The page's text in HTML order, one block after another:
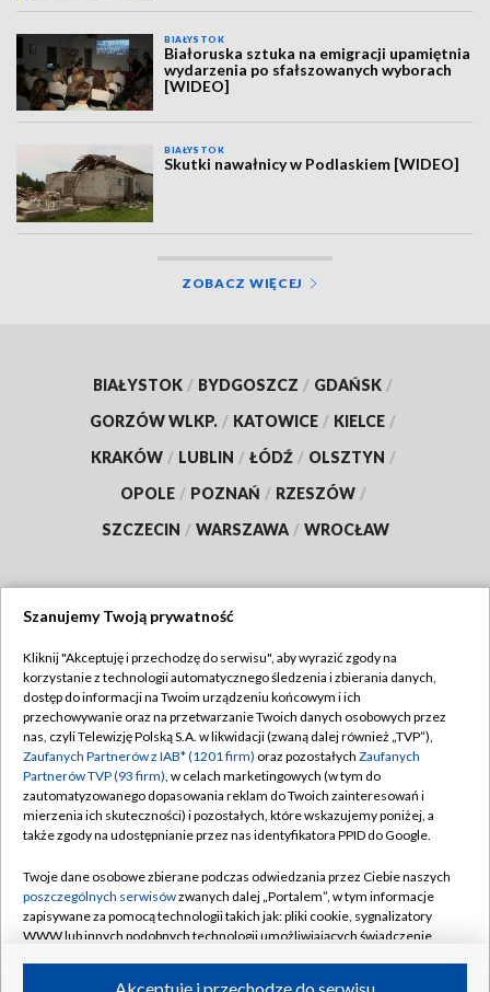
BIAŁYSTOK
Białoruska sztuka na emigracji upamiętnia
wydarzenia po sfałszowanych wyborach
[WIDEO]
BIAŁYSTOK
Skutki nawałnicy w Podlaskiem [WIDEO]
ZOBACZ WIĘCEJ
BIAŁYSTOK / BYDGOSZCZ / GDAŃSK /
GORZÓW WLKP. / KATOWICE / KIELCE /
KRAKÓW / LUBLIN / ŁÓDŹ / OLSZTYN /
OPOLE / POZNAŃ / RZESZÓW /
SZCZECIN / WARSZAWA / WROCŁAW
TVP
Abonament TVP
Emisja w TVP
Centrum informacji TVP
Naziemna Telewizja Cyfrowa
Rada Programowa
System NOS
Informacje o nadawcy
Regulamin TVP
Polityka prywatności
Moje zgody
Pomoc
Kontakt
Kanały
Szanujemy Twoją prywatność
Kliknij "Akceptuję i przechodzę do serwisu", aby wyrazić zgody na
korzystanie z technologii automatycznego śledzenia i zbierania danych,
dostęp do informacji na Twoim urządzeniu końcowym i ich
przechowywanie oraz na przetwarzanie Twoich danych osobowych przez
nas, czyli Telewizję Polską S.A. w likwidacji (zwaną dalej również „TVP”),
Zaufanych Partnerów z IAB* (1201 firm) oraz pozostałych Zaufanych
Partnerów TVP (93 firm), w celach marketingowych (w tym do
zautomatyzowanego dopasowania reklam do Twoich zainteresowań i
mierzenia ich skuteczności) i pozostałych, które wskazujemy poniżej, a
także zgody na udostępnianie przez nas identyfikatora PPID do Google.
Twoje dane osobowe zbierane podczas odwiedzania przez Ciebie naszych
poszczególnych serwisówzwanych dalej „Portalem”, w tym informacje
zapisywane za pomocą technologii takich jak: pliki cookie, sygnalizatory
WWW lub innych podobnych technologii umożliwiających świadczenie